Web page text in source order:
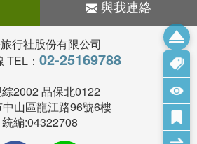
有2~4間臥房。大家共用起居室、發呆
。若您希望升等為2人獨棟別墅，可加
員。
未滿12歲（不含12歲），若佔床則含
物站：咖啡工廠、蠟染絲綢、乳膠
李時，建議您最好自行領取，不要透
香煙、50支雪茄或100g煙草、適量香水入
（天堂鳥、貝殼類...）及古董品，禁止攜帶
別限制，但入境時印尼幣不可超過Rp
，氣溫隨信風帶而改變，終年分成兩季，
月 ~ 三月是雨季，白天年均溫度為30度，
澳洲大陸冷氣團影響，氣溫最為舒適宜人。
與我連絡
行社股份有限公司
TEL： 02-25169788
2002 品保北0122
山區龍江路96號6樓
統編:04322708